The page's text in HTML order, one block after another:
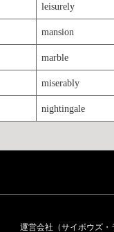
leisurely
mansion
marble
miserably
nightingale
運営会社（サイボウズ・